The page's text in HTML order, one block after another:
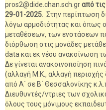
pros2@dide.chan.sch.grαπό
29-01-2025 . Στην περίπτωση
λόγω αρμοδιότητας και όπως
μεταθέσεων, των ενστάσεων
διόρθωση στις μονάδες
data και εκ νέου ανακοίνωση
Δε γίνεται ανακοινοποίηση
(αλλαγή Μ.Κ., αλλαγή περιοχής
από Α΄ σε Β΄ Θεσσαλονίκης
Διευθυντές/ντριες των
όλους τους μόνιμους